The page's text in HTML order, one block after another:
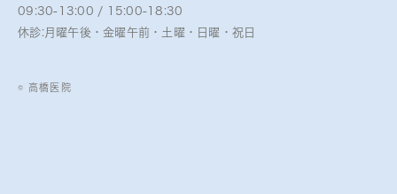
09:30-13:00 / 15:00-18:30
休診:月曜午後・金曜午前・土曜・日曜・祝日
© 高橋医院